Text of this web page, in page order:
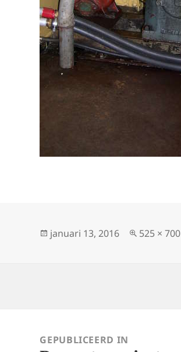
Geplaatst
januari 13, 2016
Volledige
525 × 700
navigatieGEPUBLICEERD IN